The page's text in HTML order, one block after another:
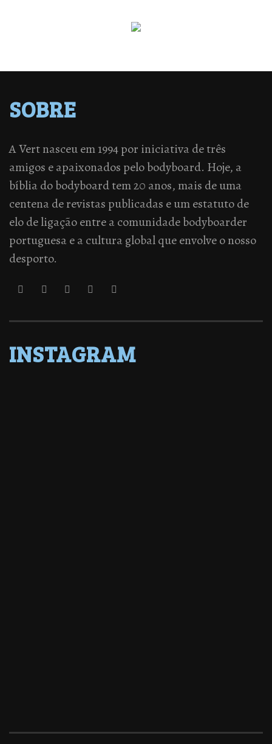
SOBRE
A Vert nasceu em 1994 por iniciativa de três
amigos e apaixonados pelo bodyboard. Hoje, a
bíblia do bodyboard tem 20 anos, mais de uma
centena de revistas publicadas e um estatuto de
elo de ligação entre a comunidade bodyboarder
portuguesa e a cultura global que envolve o nosso
desporto.
INSTAGRAM